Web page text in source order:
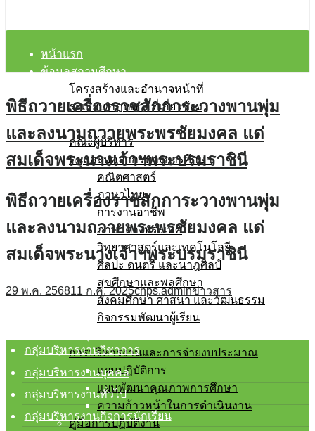
หน้าแรก
ข้อมูลสถานศึกษา
โครงสร้างและอำนาจหน้าที่
ระเบียบ/กฎหมายที่เกี่ยวข้อง
คณะผู้บริหาร
ครูและบุคลากรทางการศึกษา
คณิตศาสตร์
ภาษาไทย
การงานอาชีพ
ภาษาต่างประเทศ
วิทยาศาสตร์และเทคโนโลยี
ศิลปะ ดนตรี และนาฎศิลป์
สุขศึกษาและพลศึกษา
สังคมศึกษา ศาสนา และวัฒนธรรม
กิจกรรมพัฒนาผู้เรียน
การบริหารงานและการจ่ายงบประมาณ
แผนปฏิบัติการ
แผนพัฒนาคุณภาพการศึกษา
ความก้าวหน้าในการดำเนินงาน
คู่มือการปฏิบัติงาน
พิธีถวายเครื่องราชสักการะวางพานพุ่ม
และลงนามถวายพระพรชัยมงคล แด่
สมเด็จพระนางเจ้าฯพระบรมราชินี
พิธีถวายเครื่องราชสักการะวางพานพุ่ม
และลงนามถวายพระพรชัยมงคล แด่
สมเด็จพระนางเจ้าฯพระบรมราชินี
29 พ.ค. 256811 ก.ค. 2025chps.adminข่าวสาร
กลุ่มบริหารงานวิชาการ
กลุ่มบริหารงานบุคคล
กลุ่มบริหารงานทั่วไป
กลุ่มบริหารงานกิจการนักเรียน